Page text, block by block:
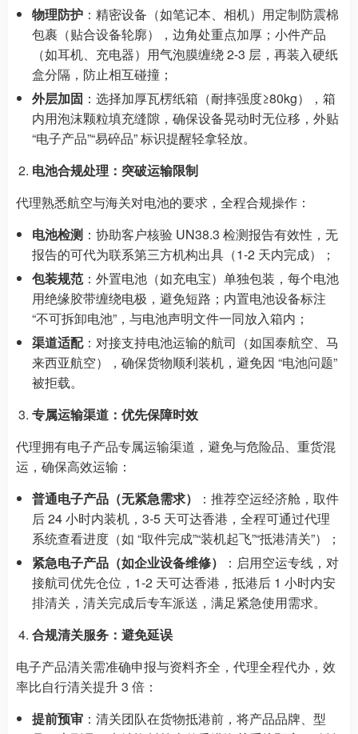
物理防护 ：精密设备（如笔记本、相机）用定制防震棉
包裹（贴合设备轮廓），边角处重点加厚；小件产品
（如耳机、充电器）用气泡膜缠绕 2-3 层，再装入硬纸
盒分隔，防止相互碰撞；
外层加固 ：选择加厚瓦楞纸箱（耐摔强度≥80kg），箱
内用泡沫颗粒填充缝隙，确保设备晃动时无位移，外贴
“电子产品”“易碎品” 标识提醒轻拿轻放。
电池合规处理：突破运输限制
代理熟悉航空与海关对电池的要求，全程合规操作：
电池检测 ：协助客户核验 UN38.3 检测报告有效性，无
报告的可代为联系第三方机构出具（1-2 天内完成）；
包装规范：外置电池（如充电宝）单独包装，每个电池
用绝缘胶带缠绕电极，避免短路；内置电池设备标注
“不可拆卸电池”，与电池声明文件一同放入箱内；
渠道适配：对接支持电池运输的航司（如国泰航空、马
来西亚航空），确保货物顺利装机，避免因 “电池问题”
被拒载。
专属运输渠道：优先保障时效
代理拥有电子产品专属运输渠道，避免与危险品、重货混
运，确保高效运输：
普通电子产品（无紧急需求）
：推荐空运经济舱，取件
后 24 小时内装机，3-5 天可达香港，全程可通过代理
系统查看进度（如 “取件完成”“装机起飞”“抵港清关”）；
紧急电子产品（如企业设备维修）
：启用空运专线，对
接航司优先仓位，1-2 天可达香港，抵港后 1 小时内安
排清关，清关完成后专车派送，满足紧急使用需求。
合规清关服务：避免延误
电子产品清关需准确申报与资料齐全，代理全程代办，效
率比自行清关提升 3 倍：
提前预审 ：清关团队在货物抵港前，将产品品牌、型